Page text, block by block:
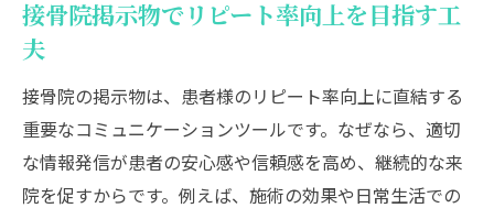
接骨院掲示物でリピート率向上を目指す工
夫
接骨院の掲示物は、患者様のリピート率向上に直結する
重要なコミュニケーションツールです。なぜなら、適切
な情報発信が患者の安心感や信頼感を高め、継続的な来
院を促すからです。例えば、施術の効果や日常生活での